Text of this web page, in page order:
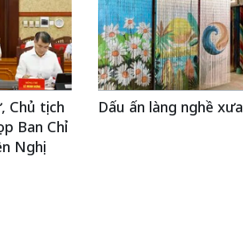
Chủ tịch
Ban Chỉ
Nghị
Dấu ấn làng nghề xưa